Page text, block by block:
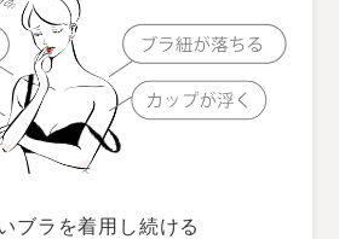
ブラを着用し続ける